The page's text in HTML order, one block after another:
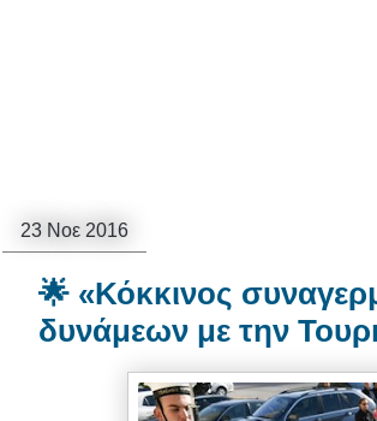
23 Νοε 2016
🌟 «Κόκκινος
δυνάμεων με την